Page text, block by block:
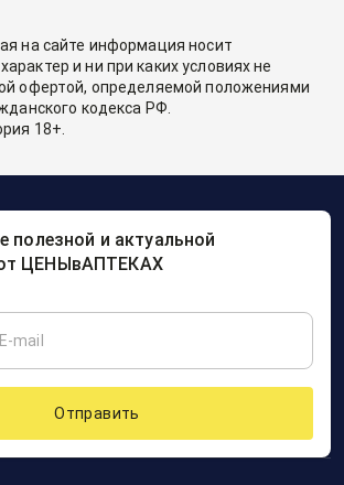
на сайте информация носит
и ни при каких условиях не
офертой, определяемой положениями
кодекса РФ.
18+.
полезной и актуальной
ЦЕНЫвАПТЕКАХ
Отправить